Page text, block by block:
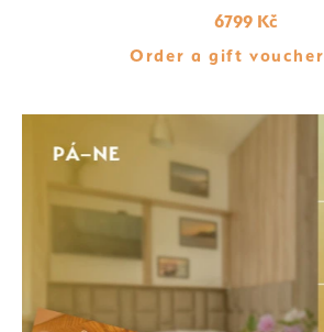
6799 Kč
Order a gift voucher